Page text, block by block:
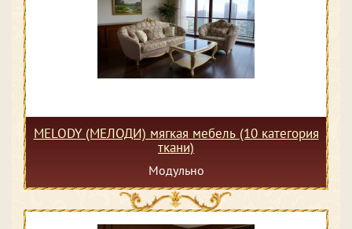
MELODY (МЕЛОДИ) мягкая мебель (10 категория
ткани)
Модульно